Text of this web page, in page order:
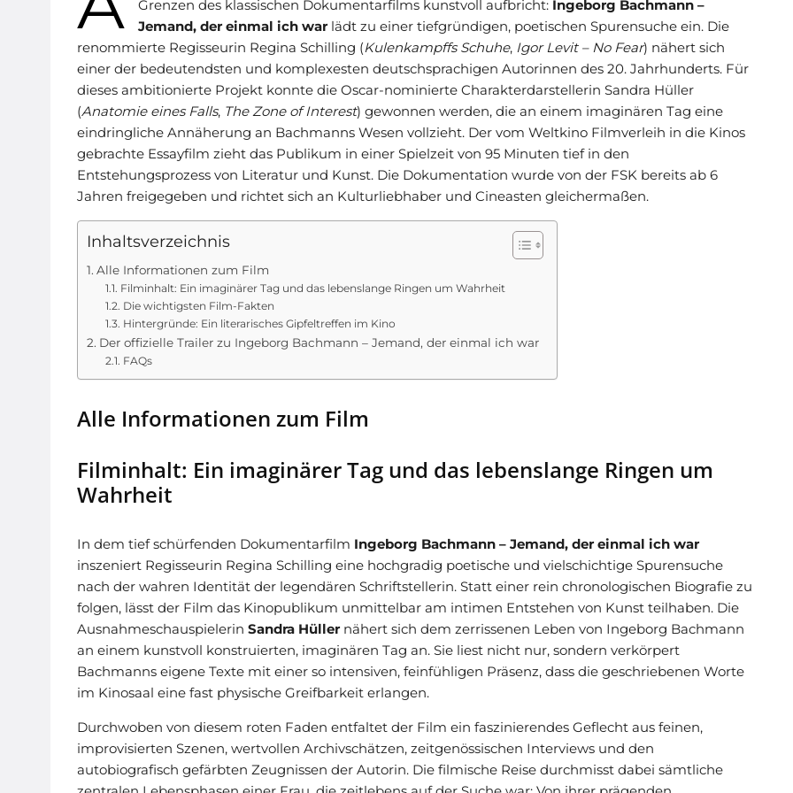
Grenzen des klassischen Dokumentarfilms kunstvoll aufbricht: Ingeborg Bachmann –
Jemand, der einmal ich war lädt zu einer tiefgründigen, poetischen Spurensuche ein. Die
renommierte Regisseurin Regina Schilling (Kulenkampffs Schuhe, Igor Levit – No Fear) nähert sich
einer der bedeutendsten und komplexesten deutschsprachigen Autorinnen des 20. Jahrhunderts. Für
dieses ambitionierte Projekt konnte die Oscar-nominierte Charakterdarstellerin Sandra Hüller
(Anatomie eines Falls, The Zone of Interest) gewonnen werden, die an einem imaginären Tag eine
eindringliche Annäherung an Bachmanns Wesen vollzieht. Der vom Weltkino Filmverleih in die Kinos
gebrachte Essayfilm zieht das Publikum in einer Spielzeit von 95 Minuten tief in den
Entstehungsprozess von Literatur und Kunst. Die Dokumentation wurde von der FSK bereits ab 6
Jahren freigegeben und richtet sich an Kulturliebhaber und Cineasten gleichermaßen.
Inhaltsverzeichnis
Alle Informationen zum Film
Filminhalt: Ein imaginärer Tag und das lebenslange Ringen um Wahrheit
Die wichtigsten Film-Fakten
Hintergründe: Ein literarisches Gipfeltreffen im Kino
Der offizielle Trailer zu Ingeborg Bachmann – Jemand, der einmal ich war
FAQs
Alle Informationen zum Film
Filminhalt: Ein imaginärer Tag und das lebenslange Ringen um
Wahrheit
In dem tief schürfenden Dokumentarfilm Ingeborg Bachmann – Jemand, der einmal ich war
inszeniert Regisseurin Regina Schilling eine hochgradig poetische und vielschichtige Spurensuche
nach der wahren Identität der legendären Schriftstellerin. Statt einer rein chronologischen Biografie zu
folgen, lässt der Film das Kinopublikum unmittelbar am intimen Entstehen von Kunst teilhaben. Die
Ausnahmeschauspielerin Sandra Hüller nähert sich dem zerrissenen Leben von Ingeborg Bachmann
an einem kunstvoll konstruierten, imaginären Tag an. Sie liest nicht nur, sondern verkörpert
Bachmanns eigene Texte mit einer so intensiven, feinfühligen Präsenz, dass die geschriebenen Worte
im Kinosaal eine fast physische Greifbarkeit erlangen.
Durchwoben von diesem roten Faden entfaltet der Film ein faszinierendes Geflecht aus feinen,
improvisierten Szenen, wertvollen Archivschätzen, zeitgenössischen Interviews und den
autobiografisch gefärbten Zeugnissen der Autorin. Die filmische Reise durchmisst dabei sämtliche